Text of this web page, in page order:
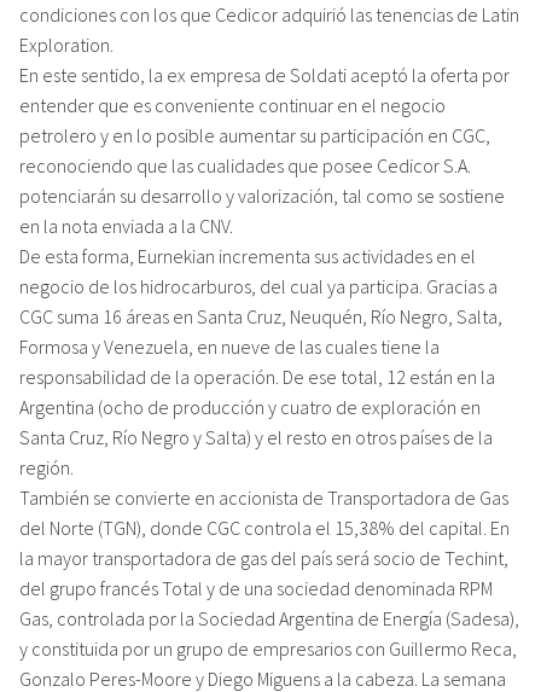
condiciones con los que Cedicor adquirió las tenencias de Latin
Exploration.
En este sentido, la ex empresa de Soldati aceptó la oferta por
entender que es conveniente continuar en el negocio
petrolero y en lo posible aumentar su participación en CGC,
reconociendo que las cualidades que posee Cedicor S.A.
potenciarán su desarrollo y valorización, tal como se sostiene
en la nota enviada a la CNV.
De esta forma, Eurnekian incrementa sus actividades en el
negocio de los hidrocarburos, del cual ya participa. Gracias a
CGC suma 16 áreas en Santa Cruz, Neuquén, Río Negro, Salta,
Formosa y Venezuela, en nueve de las cuales tiene la
responsabilidad de la operación. De ese total, 12 están en la
Argentina (ocho de producción y cuatro de exploración en
Santa Cruz, Río Negro y Salta) y el resto en otros países de la
región.
También se convierte en accionista de Transportadora de Gas
del Norte (TGN), donde CGC controla el 15,38% del capital. En
la mayor transportadora de gas del país será socio de Techint,
del grupo francés Total y de una sociedad denominada RPM
Gas, controlada por la Sociedad Argentina de Energía (Sadesa),
y constituida por un grupo de empresarios con Guillermo Reca,
Gonzalo Peres-Moore y Diego Miguens a la cabeza. La semana